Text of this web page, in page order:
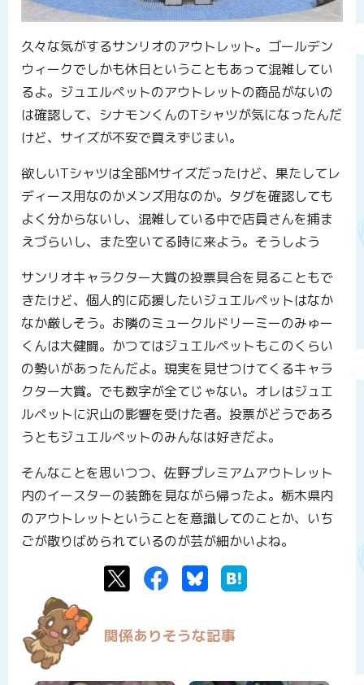
久々な気がするサンリオのアウトレット。ゴールデン
ウィークでしかも休日ということもあって混雑してい
るよ。ジュエルペットのアウトレットの商品がないの
は確認して、シナモンくんのTシャツが気になったんだ
けど、サイズが不安で買えずじまい。
欲しいTシャツは全部Mサイズだったけど、果たしてレ
ディース用なのかメンズ用なのか。タグを確認しても
よく分からないし、混雑している中で店員さんを捕ま
えづらいし、また空いてる時に来よう。そうしよう
サンリオキャラクター大賞の投票具合を見ることもで
きたけど、個人的に応援したいジュエルペットはなか
なか厳しそう。お隣のミュークルドリーミーのみゅー
くんは大健闘。かつてはジュエルペットもこのくらい
の勢いがあったんだよ。現実を見せつけてくるキャラ
クター大賞。でも数字が全てじゃない。オレはジュエ
ルペットに沢山の影響を受けた者。投票がどうであろ
うともジュエルペットのみんなは好きだよ。
そんなことを思いつつ、佐野プレミアムアウトレット
内のイースターの装飾を見ながら帰ったよ。栃木県内
のアウトレットということを意識してのことか、いち
ごが散りばめられているのが芸が細かいよね。
TwitterFacebookBluesky はてなブックマーク
関係ありそうな記事